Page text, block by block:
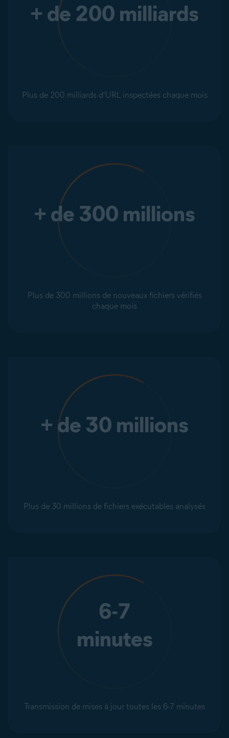
+ de 200 milliards
Plus de 200 milliards d’URL inspectées chaque mois
+ de 300 millions
Plus de 300 millions de nouveaux fichiers vérifiés
chaque mois
+ de 30 millions
Plus de 30 millions de fichiers exécutables analysés
6-7
minutes
Transmission de mises à jour toutes les 6-7 minutes